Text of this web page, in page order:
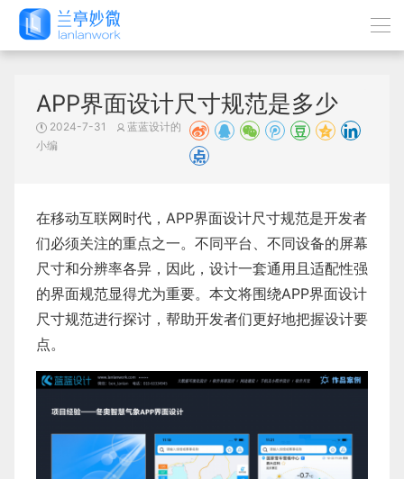
APP界面设计尺寸规范是多少
2024-7-31
蓝蓝设计的
小编
在移动互联网时代，APP界面设计尺寸规范是开发者
们必须关注的重点之一。不同平台、不同设备的屏幕
尺寸和分辨率各异，因此，设计一套通用且适配性强
的界面规范显得尤为重要。本文将围绕APP界面设计
尺寸规范进行探讨，帮助开发者们更好地把握设计要
点。